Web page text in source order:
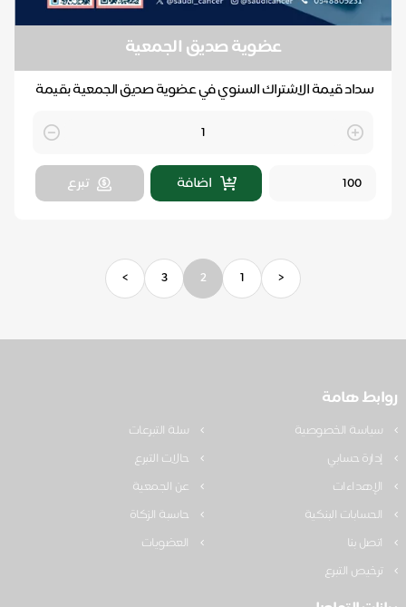
عضوية صديق الجمعية
سداد قيمة الاشتراك السنوي في عضوية صديق الجمعية بقيمة
Quantity
اضافة
تبرع
<
1
2
3
>
روابط هامة
سياسة الخصوصية
سلة التبرعات
إدارة حسابي
حالات التبرع
الإهداءات
عن الجمعية
الحسابات البنكية
حاسبة الزكاة
اتصل بنا
العضويات
ترخيص التبرع